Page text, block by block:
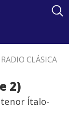
RADIO CLÁSICA
2)
Ítalo-